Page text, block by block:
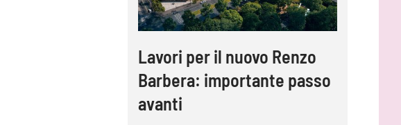
Lavori per il nuovo Renzo
Barbera: importante passo
avanti